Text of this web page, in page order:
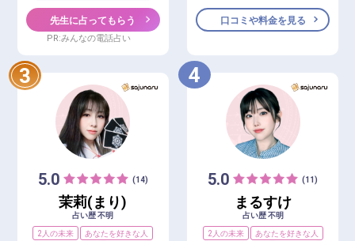
先生に占ってもらう
PR:みんなの電話占い
口コミや料金を見る
3
5.0 (14)
茉莉(まり)
占い歴 不明
2人の未来
あなたを好きな人
4
5.0 (11)
まるすけ
占い歴 不明
2人の未来
あなたを好きな人